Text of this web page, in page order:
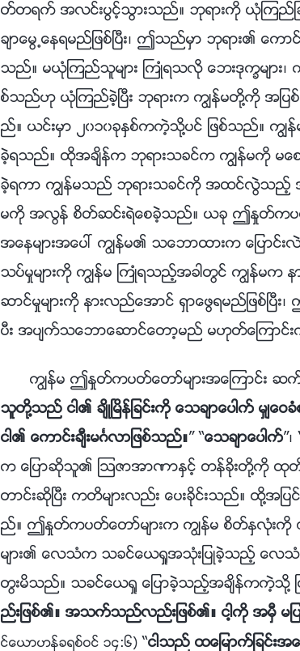
တ္တရက္ အလင္းပြင့္သြားသည္။ ဘုရားကို ယုံၾကည္
ခ်ာေမြ႕ေနရမည္ျဖစ္ၿပီး၊ ဤသည္မွာ ဘုရား၏ ေ
သည္။ မယုံၾကည္သူမ်ား ႀကဳံရသလို ေဘးဒုကၡမ်ား၊
စ္သည္ဟု ယုံၾကည္ခဲ့ၿပီး ဘုရားက ကြၽန္မတို႔ကို အျပ
ည္။ ယင္းမွာ ၂၀၁၀ခုႏွစ္ကကဲ့သို႔ပင္ ျဖစ္သည္။ ကြ
ခဲ့ရသည္။ ထိုအခ်ိန္က ဘုရားသခင္က ကြၽန္မကို မေစာ
ခဲ့ရကာ ကြၽန္မသည္ ဘုရားသခင္ကို အထင္လြဲသည့္
မကို အလြန္ စိတ္ဆင္းရဲေစခဲ့သည္။ ယခု ဤႏႈတ္က
အေနမ်ားအေပၚ ကြၽန္မ၏ သေဘာထားက ေျပာ
သပ္မႈမ်ားကို ကြၽန္မ ႀကဳံရသည့္အခါတြင္ ကြၽန္မ
ဆာင္မႈမ်ားကို နားလည္ေအာင္ ရွာေဖြရမည္ျဖစ္ၿပီး
ပီး အပ်က္သေဘာေဆာင္ေတာ့မည္ မဟုတ္ေၾကာင္း
ကြၽန္မ ဤႏႈတ္ကပတ္ေတာ္မ်ားအေၾကာင္း ဆက္
သူတို႔သည္ ငါ၏ ခ်ိဳၿမိန္ျခင္းကို ေသခ်ာေပါက္ မွ်ေဝ
ငါ၏ ေကာင္းခ်ီးမဂၤလာျဖစ္သည္။” “ေသခ်ာေပါက္”၊
က ေျပာဆိုသူ၏ ဩဇာအာဏာႏွင့္ တန္ခိုးတို႔ကို ထုတ္
တာင္းဆိုၿပီး ကတိမ်ားလည္း ေပးခိုင္းသည္။ ထို႔အ
ည္။ ဤႏႈတ္ကပတ္ေတာ္မ်ားက ကြၽန္မ စိတ္ႏွလုံး
မ်ား၏ ေလသံက သခင္ေယရႈအသုံးျပဳခဲ့သည့္ ေလသံမ်
တြးမိသည္။ သခင္ေယရႈ ေျပာခဲ့သည့္အခ်ိန္ကကဲ့သို႔
ည္းျဖစ္၏။ အသက္သည္လည္းျဖစ္၏။ ငါ့ကို အမွီ
င္ေယာဟန္ခရစ္ဝင္ ၁၄:၆) “ငါသည္ ထေျမာက္ျခင္းအ